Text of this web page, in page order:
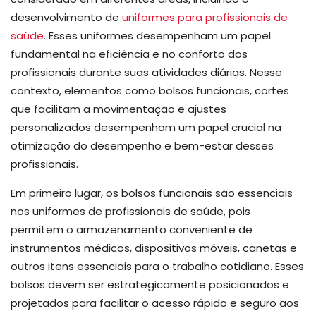
desenvolvimento de uniformes para profissionais de
saúde. Esses uniformes desempenham um papel
fundamental na eficiência e no conforto dos
profissionais durante suas atividades diárias. Nesse
contexto, elementos como bolsos funcionais, cortes
que facilitam a movimentação e ajustes
personalizados desempenham um papel crucial na
otimização do desempenho e bem-estar desses
profissionais.
Em primeiro lugar, os bolsos funcionais são essenciais
nos uniformes de profissionais de saúde, pois
permitem o armazenamento conveniente de
instrumentos médicos, dispositivos móveis, canetas e
outros itens essenciais para o trabalho cotidiano. Esses
bolsos devem ser estrategicamente posicionados e
projetados para facilitar o acesso rápido e seguro aos